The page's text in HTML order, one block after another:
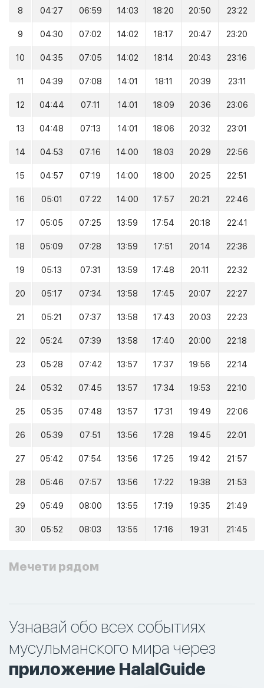
8 04:27 06:59 14:03 18:20 20:50 23:22
9 04:30 07:02 14:02 18:17 20:47 23:20
10 04:35 07:05 14:02 18:14 20:43 23:16
11 04:39 07:08 14:01 18:11 20:39 23:11
12 04:44 07:11 14:01 18:09 20:36 23:06
13 04:48 07:13 14:01 18:06 20:32 23:01
14 04:53 07:16 14:00 18:03 20:29 22:56
15 04:57 07:19 14:00 18:00 20:25 22:51
16 05:01 07:22 14:00 17:57 20:21 22:46
17 05:05 07:25 13:59 17:54 20:18 22:41
18 05:09 07:28 13:59 17:51 20:14 22:36
19 05:13 07:31 13:59 17:48 20:11 22:32
20 05:17 07:34 13:58 17:45 20:07 22:27
21 05:21 07:37 13:58 17:43 20:03 22:23
22 05:24 07:39 13:58 17:40 20:00 22:18
23 05:28 07:42 13:57 17:37 19:56 22:14
24 05:32 07:45 13:57 17:34 19:53 22:10
25 05:35 07:48 13:57 17:31 19:49 22:06
26 05:39 07:51 13:56 17:28 19:45 22:01
27 05:42 07:54 13:56 17:25 19:42 21:57
28 05:46 07:57 13:56 17:22 19:38 21:53
29 05:49 08:00 13:55 17:19 19:35 21:49
30 05:52 08:03 13:55 17:16 19:31 21:45
Мечети рядом
Узнавай обо всех событиях
мусульманского мира через
приложение HalalGuide